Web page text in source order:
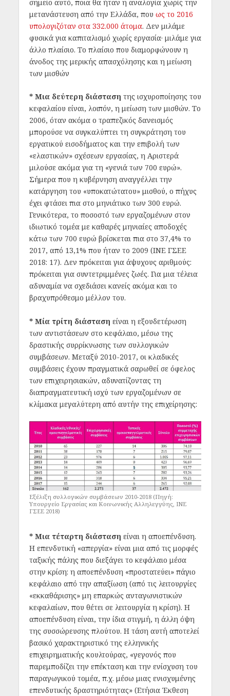
σημείο αυτό, ποια θα ήταν η αναλογία χωρίς την
μετανάστευση από την Ελλάδα, που ως το 2016
υπολογιζόταν στα 332.000 άτομα. Δεν μιλάμε
φυσικά για καπιταλισμό χωρίς εργασία· μιλάμε για
άλλο πλαίσιο. Το πλαίσιο που διαμορφώνουν η
άνοδος της μερικής απασχόλησης και η μείωση
των μισθών
* Μια δεύτερη διάσταση της ισχυροποίησης του
κεφαλαίου είναι, λοιπόν, η μείωση των μισθών. Το
2006, όταν ακόμα ο τραπεζικός δανεισμός
μπορούσε να συγκαλύπτει τη συγκράτηση του
εργατικού εισοδήματος και την επιβολή των
«ελαστικών» σχέσεων εργασίας, η Αριστερά
μιλούσε ακόμα για τη «γενιά των 700 ευρώ».
Σήμερα που η κυβέρνηση αναγγέλλει την
κατάργηση του «υποκατώτατου» μισθού, ο πήχυς
έχει φτάσει πια στο μηνιάτικο των 300 ευρώ.
Γενικότερα, το ποσοστό των εργαζομένων στον
ιδιωτικό τομέα με καθαρές μηνιαίες αποδοχές
κάτω των 700 ευρώ βρίσκεται πια στο 37,4% το
2017, από 13,1% που ήταν το 2009 (ΙΝΕ ΓΣΕΕ
2018: 17). Δεν πρόκειται για άψυχους αριθμούς:
πρόκειται για συντετριμμένες ζωές. Για μια τέλεια
αδυναμία να σχεδιάσει κανείς ακόμα και το
βραχυπρόθεσμο μέλλον του.
* Μία τρίτη διάσταση είναι η εξουδετέρωση
των αντιστάσεων στο κεφάλαιο, μέσω της
δραστικής συρρίκνωσης των συλλογικών
συμβάσεων. Μεταξύ 2010-2017, οι κλαδικές
συμβάσεις έχουν πραγματικά σαρωθεί σε όφελος
των επιχειρησιακών, αδυνατίζοντας τη
διαπραγματευτική ισχύ των εργαζομένων σε
κλίμακα μεγαλύτερη από αυτήν της επιχείρησης:
Εξέλιξη συλλογικών συμβάσεων 2010-2018 (Πηγή:
Υπουργείο Εργασίας και Κοινωνικής Αλληλεγγύης, ΙΝΕ
ΓΣΕΕ 2018)
* Μια τέταρτη διάσταση είναι η αποεπένδυση.
Η επενδυτική «απεργία» είναι μια από τις μορφές
ταξικής πάλης που διεξάγει το κεφάλαιο μέσα
στην κρίση: η αποεπένδυση «προστατεύει» πάγιο
κεφάλαιο από την απαξίωση (από τις λειτουργίες
«εκκαθάρισης» μη επαρκώς ανταγωνιστικών
κεφαλαίων, που θέτει σε λειτουργία η κρίση). Η
αποεπένδυση είναι, την ίδια στιγμή, η άλλη όψη
της συσσώρευσης πλούτου. Η τάση αυτή αποτελεί
βασικό χαρακτηριστικό της ελληνικής
επιχειρηματικής κουλτούρας, «γεγονός που
παρεμποδίζει την επέκταση και την ενίσχυση του
παραγωγικού τομέα, π.χ. μέσω μιας ενισχυμένης
επενδυτικής δραστηριότητας» (Ετήσια Έκθεση